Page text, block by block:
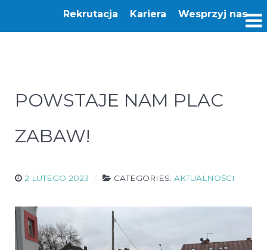
Rekrutacja Kariera Wesprzyj nas
POWSTAJE NAM PLAC
ZABAW!
2 LUTEGO 2023 CATEGORIES: AKTUALNOŚCI